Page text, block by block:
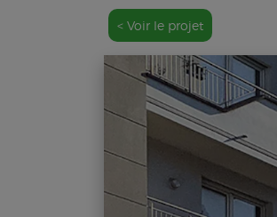
< Voir le projet